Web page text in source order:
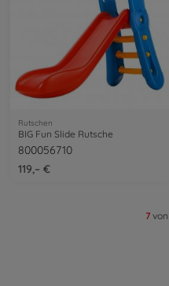
Rutschen
BIG Fun Slide Rutsche
800056710
119,– €
7 von